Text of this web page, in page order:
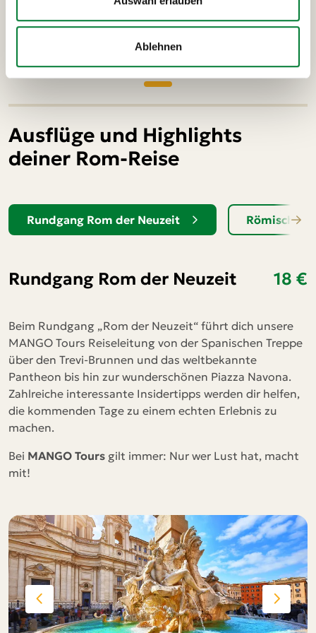
Ablehnen
Ausflüge und Highlights
deiner Rom-Reise
Rundgang Rom der Neuzeit Römischer
Rundgang Rom der Neuzeit 18 €
Beim Rundgang „Rom der Neuzeit“ führt dich unsere
MANGO Tours Reiseleitung von der Spanischen Treppe
über den Trevi-Brunnen und das weltbekannte
Pantheon bis hin zur wunderschönen Piazza Navona.
Zahlreiche interessante Insidertipps werden dir helfen,
die kommenden Tage zu einem echten Erlebnis zu
machen.
Bei MANGO Tours gilt immer: Nur wer Lust hat, macht
mit!